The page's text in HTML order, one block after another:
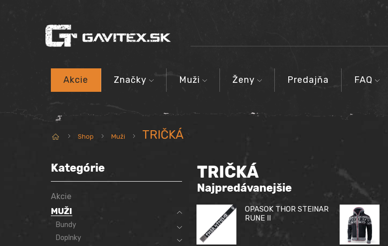
Akcie Značky Muži Ženy Predajňa FAQ
Domov Shop Muži TRIČKÁ
TRIČKÁ
Najpredávanejšie
OPASOK THOR STEINAR
RUNE II
Kategórie
Akcie
MUŽI
Bundy
Doplnky